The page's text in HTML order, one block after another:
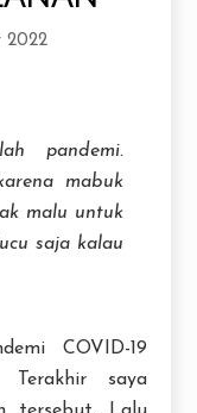
2022
pandemi.
mabuk
malu untuk
saja kalau
COVID-19
saya